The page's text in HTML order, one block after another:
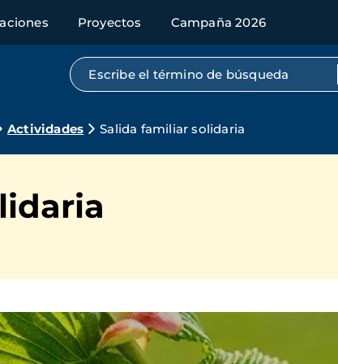
Proyectos Campaña 2026
Búsqueda por texto completo
Actividades Salida familiar solidaria